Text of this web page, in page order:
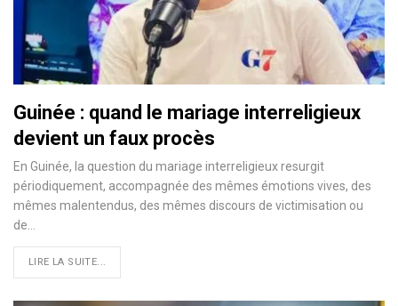
Guinée : quand le mariage interreligieux
devient un faux procès
En Guinée, la question du mariage interreligieux resurgit
périodiquement, accompagnée des mêmes émotions vives, des
mêmes malentendus, des mêmes discours de victimisation ou
de…
LIRE LA SUITE...